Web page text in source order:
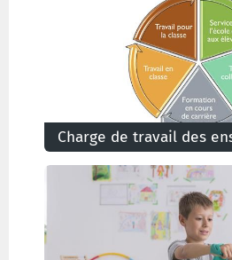
Charge de travail des
Prestations et charge de
dans l'enseignement obligatoire